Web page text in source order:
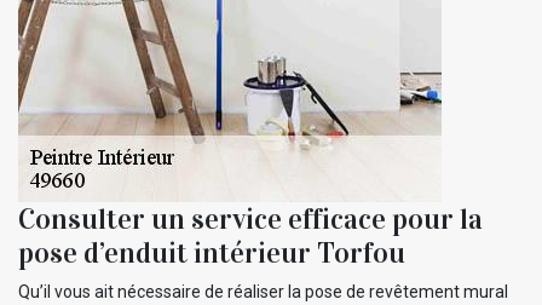
Consulter un service efficace pour la
pose d’enduit intérieur Torfou
Qu’il vous ait nécessaire de réaliser la pose de revêtement mural